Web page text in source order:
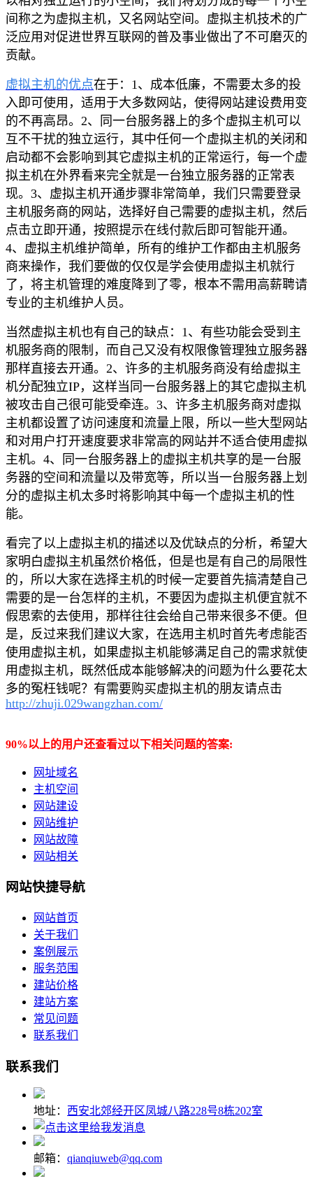
间称之为虚拟主机，又名网站空间。虚拟主机技术的广
泛应用对促进世界互联网的普及事业做出了不可磨灭的
贡献。
虚拟主机的优点在于：1、成本低廉，不需要太多的投
入即可使用，适用于大多数网站，使得网站建设费用变
的不再高昂。2、同一台服务器上的多个虚拟主机可以
互不干扰的独立运行，其中任何一个虚拟主机的关闭和
启动都不会影响到其它虚拟主机的正常运行，每一个虚
拟主机在外界看来完全就是一台独立服务器的正常表
现。 3、虚拟主机开通步骤非常简单，我们只需要登录
主机服务商的网站，选择好自己需要的虚拟主机，然后
点击立即开通 ，按照提示在线付款后即可智能开通。
4、虚拟主机维护简单，所有的维护工作都由主机服务
商来操作，我们要做的仅仅是学会使用虚拟主机就行
了，将主机管理的难度降到了零，根本不需用高薪聘请
专业的主机维护人员。
当然虚拟主机也有自己的缺点：1、有些功能会受到主
机服务商的限制，而自己又没有权限像管理独立服务器
那样直接去开通。2、许多的主机服务商没有给虚拟主
机分配独立IP，这样当同一台服务器上的其它虚拟主机
被攻击自己很可能受牵连。3、许多主机服务商对虚拟
主机都设置了访问速度和流量上限，所以一些大型网站
和对用户打开速度要求非常高的网站并不适合使用虚拟
主机。4、同一台服务器上的虚拟主机共享的是一台服
务器的空间和流量以及带宽等，所以当一台服务器上划
分的虚拟主机太多时将影响其中每一个虚拟主机的性
能。
看完了以上虚拟主机的描述以及优缺点的分析，希望大
家明白虚拟主机虽然价格低，但是也是有自己的局限性
的，所以大家在选择主机的时候一定要首先搞清楚自己
需要的是一台怎样的主机，不要因为虚拟主机便宜就不
假思索的去使用，那样往往会给自己带来很多不便。但
是，反过来我们建议大家，在选用主机时首先考虑能否
使用虚拟主机，如果虚拟主机能够满足自己的需求就使
用虚拟主机，既然低成本能够解决的问题为什么要花太
多的冤枉钱呢？有需要购买虚拟主机的朋友请点击
http://zhuji.029wangzhan.com/
90%以上的用户还查看过以下相关问题的答案:
网址域名
主机空间
网站建设
网站维护
网站故障
网站相关
网站快捷导航
网站首页
关于我们
案例展示
服务范围
建站价格
建站方案
常见问题
联系我们
联系我们
地址： 西安北郊经开区凤城八路228号8栋202室
邮箱： qianqiuweb@qq.com